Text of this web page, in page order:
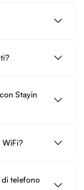
Stayin
WiFi?
telefono